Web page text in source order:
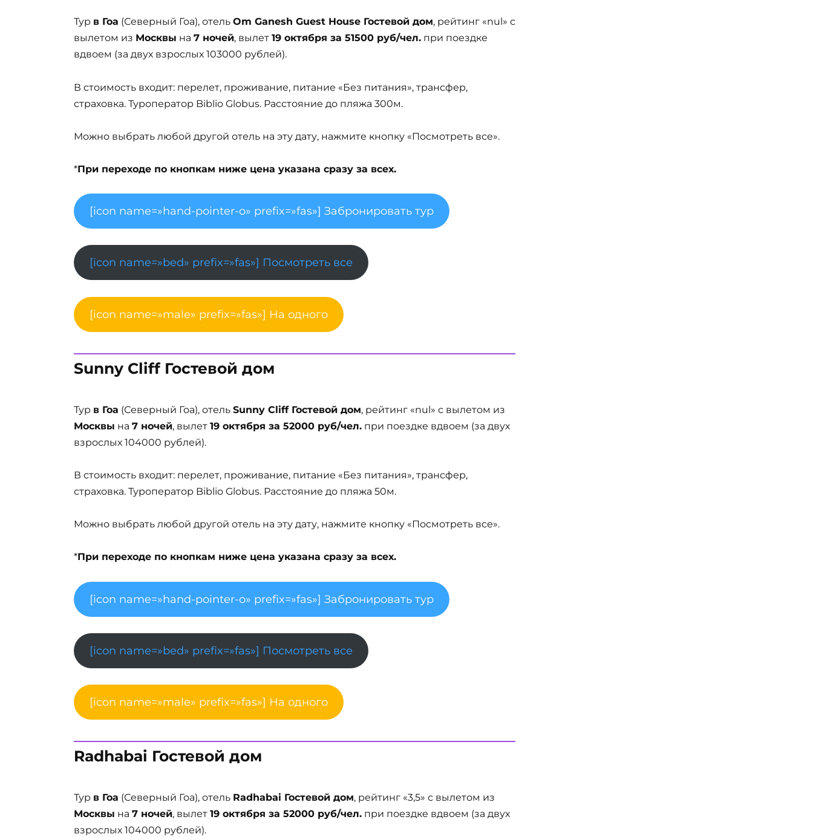
Тур в Гоа (Северный Гоа), отель Om Ganesh Guest House Гостевой дом, рейтинг «nul» с
вылетом из Москвы на 7 ночей, вылет 19 октября за 51500 руб/чел. при поездке
вдвоем (за двух взрослых 103000 рублей).
В стоимость входит: перелет, проживание, питание «Без питания», трансфер,
страховка. Туроператор Biblio Globus. Расстояние до пляжа 300м.
Можно выбрать любой другой отель на эту дату, нажмите кнопку «Посмотреть все».
*При переходе по кнопкам ниже цена указана сразу за всех.
[icon name=»hand-pointer-o» prefix=»fas»] Забронировать тур
[icon name=»bed» prefix=»fas»] Посмотреть все
[icon name=»male» prefix=»fas»] На одного
Sunny Cliff Гостевой дом
Тур в Гоа (Северный Гоа), отель Sunny Cliff Гостевой дом, рейтинг «nul» с вылетом из
Москвы на 7 ночей, вылет 19 октября за 52000 руб/чел. при поездке вдвоем (за двух
взрослых 104000 рублей).
В стоимость входит: перелет, проживание, питание «Без питания», трансфер,
страховка. Туроператор Biblio Globus. Расстояние до пляжа 50м.
Можно выбрать любой другой отель на эту дату, нажмите кнопку «Посмотреть все».
*При переходе по кнопкам ниже цена указана сразу за всех.
[icon name=»hand-pointer-o» prefix=»fas»] Забронировать тур
[icon name=»bed» prefix=»fas»] Посмотреть все
[icon name=»male» prefix=»fas»] На одного
Radhabai Гостевой дом
Тур в Гоа (Северный Гоа), отель Radhabai Гостевой дом, рейтинг «3,5» с вылетом из
Москвы на 7 ночей, вылет 19 октября за 52000 руб/чел. при поездке вдвоем (за двух
взрослых 104000 рублей).